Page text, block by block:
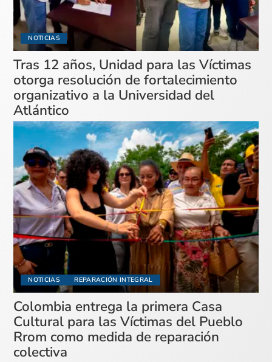
NOTICIAS
Tras 12 años, Unidad para las Víctimas
otorga resolución de fortalecimiento
organizativo a la Universidad del
Atlántico
NOTICIAS REPARACIÓN INTEGRAL
Colombia entrega la primera Casa
Cultural para las Víctimas del Pueblo
Rrom como medida de reparación
colectiva